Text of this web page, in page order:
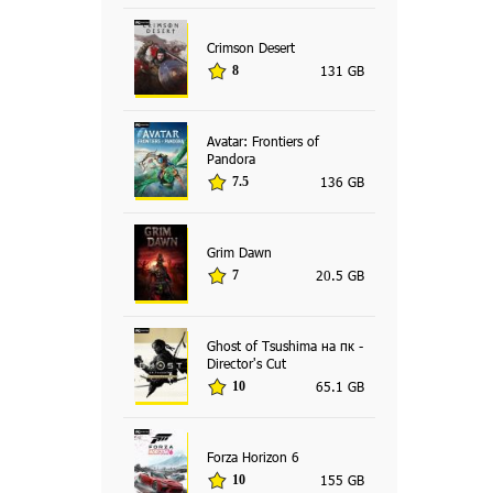
Crimson Desert
8 131 GB
Avatar: Frontiers of
Pandora
7.5 136 GB
Grim Dawn
7 20.5 GB
Ghost of Tsushima на пк -
Director's Cut
10 65.1 GB
Forza Horizon 6
10 155 GB